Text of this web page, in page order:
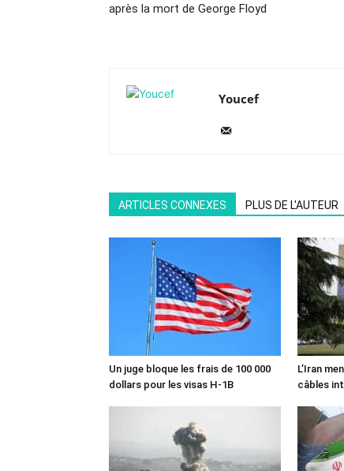
après la mort de George Floyd
Youcef
ARTICLES CONNEXES PLUS DE L'AUTEUR
Un juge bloque les frais de 100 000
dollars pour les visas H-1B
L’Iran
câbles